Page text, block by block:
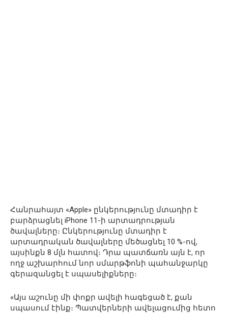
Հանրահայտ «Apple» ընկերությունը մտադիր է
բարձրացնել iPhone 11-ի արտադրության
ծավալները։ Ընկերությունը մտադիր է
արտադրական ծավալները մեծացնել 10 %-ով,
այսինքն 8 մլն հատով։ Դրա պատճառն այն է, որ
ողջ աշխարհում նոր սմարթֆոնի պահանջարկը
գերազանցել է սպասելիքները։
«Այս աշունը մի փոքր ավելի հագեցած է, քան
սպասում էինք։ Պատվերների ավելացումից հետո